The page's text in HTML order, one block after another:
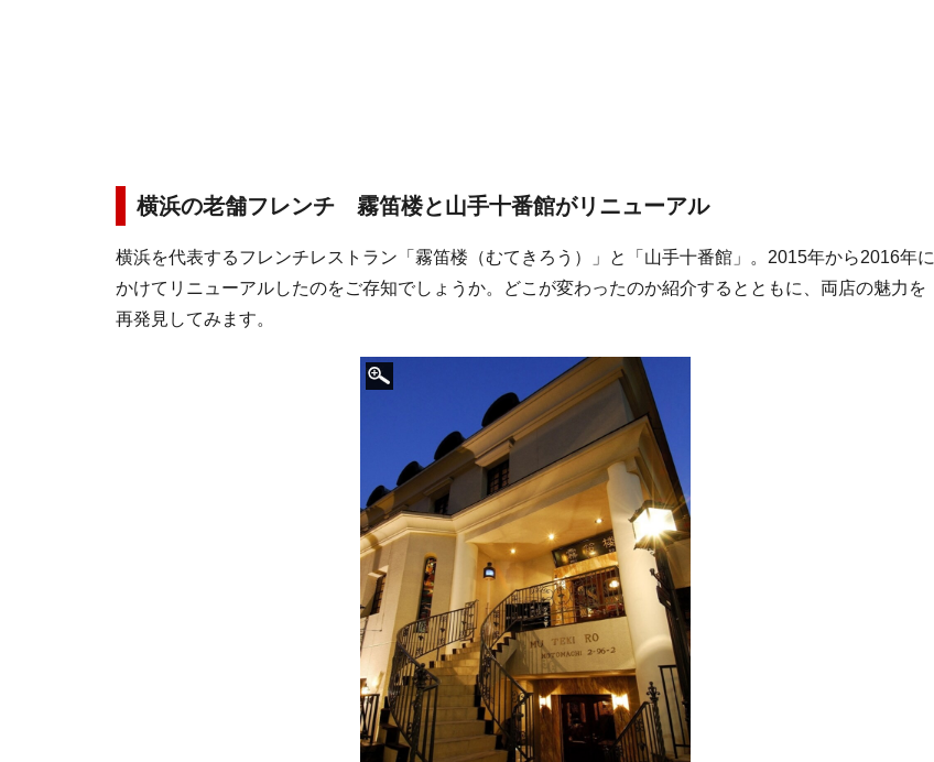
横浜の老舗フレンチ 霧笛楼と山手十番館がリニューアル
横浜を代表するフレンチレストラン「霧笛楼（むてきろう）」と「山手十番館」。2015年から2016年に
かけてリニューアルしたのをご存知でしょうか。どこが変わったのか紹介するとともに、両店の魅力を
再発見してみます。